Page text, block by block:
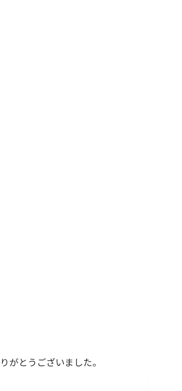
がとうございました。